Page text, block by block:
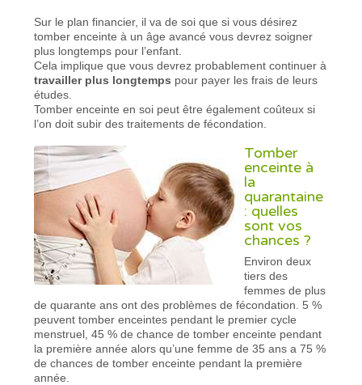
Sur le plan financier, il va de soi que si vous désirez
tomber enceinte à un âge avancé vous devrez soigner
plus longtemps pour l’enfant.
Cela implique que vous devrez probablement continuer à
travailler plus longtemps pour payer les frais de leurs
études.
Tomber enceinte en soi peut être également coûteux si
l’on doit subir des traitements de fécondation.
Tomber
enceinte à
la
quarantaine
: quelles
sont vos
chances ?
Environ deux
tiers des
femmes de plus
de quarante ans ont des problèmes de fécondation. 5 %
peuvent tomber enceintes pendant le premier cycle
menstruel, 45 % de chance de tomber enceinte pendant
la première année alors qu’une femme de 35 ans a 75 %
de chances de tomber enceinte pendant la première
année.